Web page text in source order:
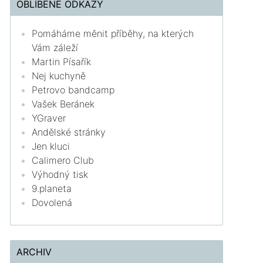
OBLÍBENÉ ODKAZY
Pomáháme měnit příběhy, na kterých
Vám záleží
Martin Písařík
Nej kuchyně
Petrovo bandcamp
Vašek Beránek
YGraver
Andělské stránky
Jen kluci
Calimero Club
Výhodný tisk
9.planeta
Dovolená
ARCHIV